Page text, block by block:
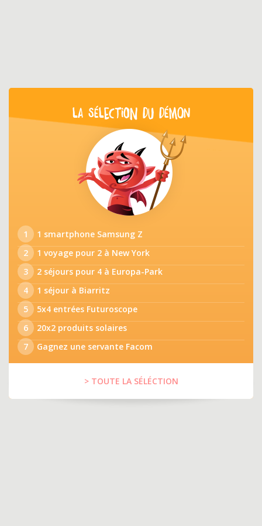
LA SÉLECTION DU DÉMON
1
1 smartphone Samsung Z
2
1 voyage pour 2 à New York
3
2 séjours pour 4 à Europa-Park
4
1 séjour à Biarritz
5
5x4 entrées Futuroscope
6
20x2 produits solaires
7
Gagnez une servante Facom
> TOUTE LA SÉLÉCTION